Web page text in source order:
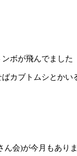
ボが飛んでました
カブトムシとかい
ん会)が今月もあり